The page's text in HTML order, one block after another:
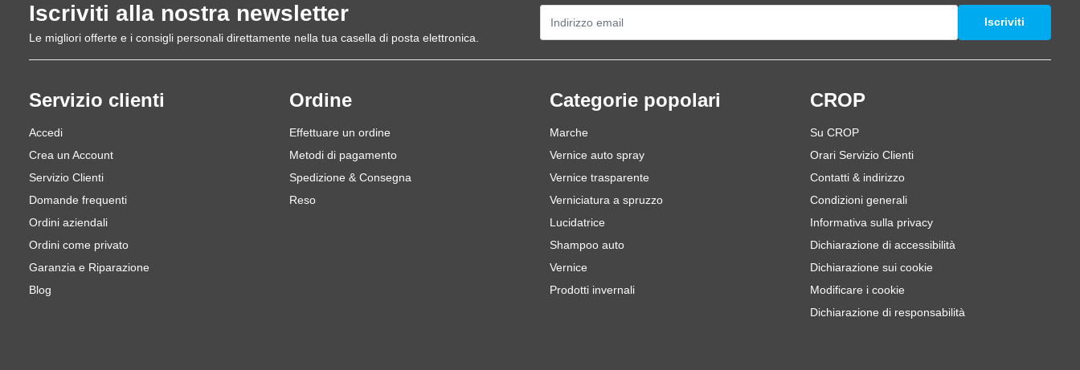
Iscriviti alla nostra newsletter
Le migliori offerte e i consigli personali direttamente nella tua casella di posta elettronica.
Iscriviti
Servizio clienti
Accedi
Crea un Account
Servizio Clienti
Domande frequenti
Ordini aziendali
Ordini come privato
Garanzia e Riparazione
Blog
Ordine
Effettuare un ordine
Metodi di pagamento
Spedizione & Consegna
Reso
Categorie popolari
Marche
Vernice auto spray
Vernice trasparente
Verniciatura a spruzzo
Lucidatrice
Shampoo auto
Vernice
Prodotti invernali
CROP
Su CROP
Orari Servizio Clienti
Contatti & indirizzo
Condizioni generali
Informativa sulla privacy
Dichiarazione di accessibilità
Dichiarazione sui cookie
Modificare i cookie
Dichiarazione di responsabilità